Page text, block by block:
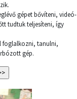
gépet bővíteni, videó-
tudtuk teljesíteni, így
foglalkozni, tanulni,
gép.